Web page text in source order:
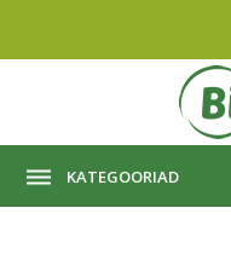
KATEGOORIAD